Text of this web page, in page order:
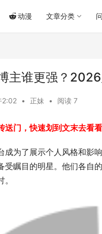
动漫 文章分类
主谁更强？
2:02 • 正妹 • 阅读 7
门，快速划到文末去看看
成为了展示个人风格和影
受瞩目的明星。他们各自